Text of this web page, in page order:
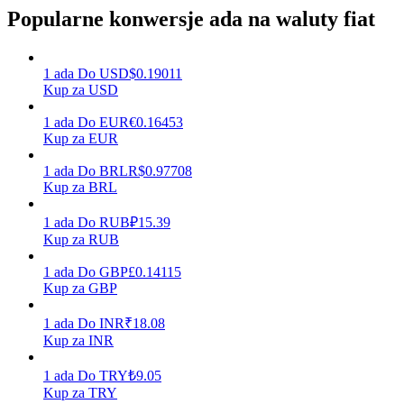
Zarabiać
Codziennie zdobywaj konkurencyjne nagrody
Popularne konwersje ada na waluty fiat
1 ada Do USD$0.19011
Kup za USD
1 ada Do EUR€0.16453
Kup za EUR
1 ada Do BRLR$0.97708
Kup za BRL
1 ada Do RUB₽15.39
Kup za RUB
1 ada Do GBP£0.14115
Kup za GBP
1 ada Do INR₹18.08
Kup za INR
1 ada Do TRY₺9.05
Kup za TRY